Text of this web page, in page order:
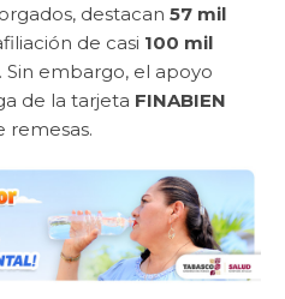
destacan 57 mil
de casi 100 mil
Sin embargo, el apoyo
de la tarjeta FINABIEN
remesas.